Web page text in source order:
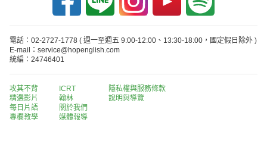
電話：02-2727-1778 ( 週一至週五 9:00-12:00、13:30-18:00，國定假日除外 )
E-mail：service@hopenglish.com
統編：24746401
攻其不背
精選影片
每日片語
專欄教學
ICRT
翰林
關於我們
媒體報導
隱私權與服務條款
說明與導覽